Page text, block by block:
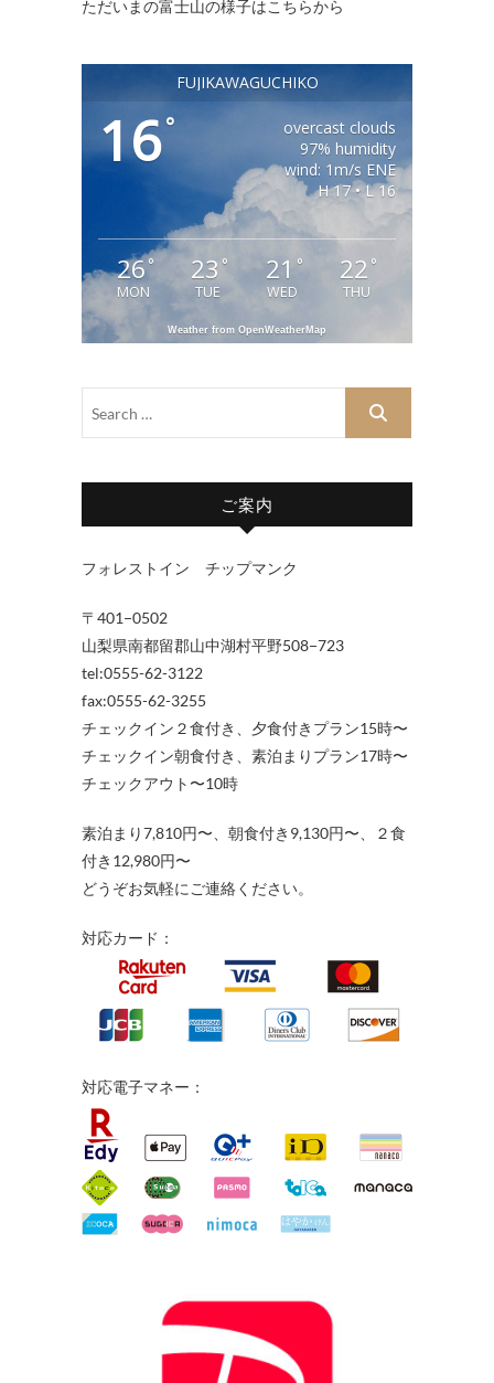
ただいまの富士山の様子はこちらから
FUJIKAWAGUCHIKO
16°
overcast clouds
97% humidity
wind: 1m/s ENE
H 17 • L 16
26 °
MON
23 °
TUE
21°
WED
22 °
THU
Weather from OpenWeatherMap
ご案内
フォレストイン チップマンク
〒401−0502
山梨県南都留郡山中湖村平野508−723
tel:0555-62-3122
fax:0555-62-3255
チェックイン２食付き、夕食付きプラン15時〜
チェックイン朝食付き、素泊まりプラン17時〜
チェックアウト〜10時
素泊まり7,810円〜、朝食付き9,130円〜、２食
付き12,980円〜
どうぞお気軽にご連絡ください。
対応カード：
対応電子マネー：